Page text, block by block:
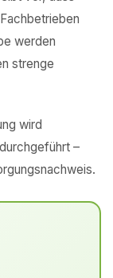
werden
strenge
wird
–